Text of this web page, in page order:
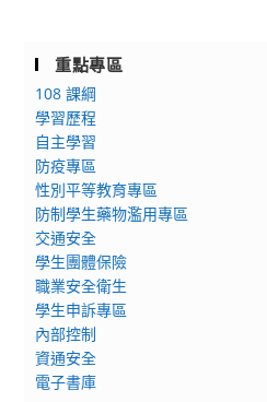
重點專區
108 課綱
學習歷程
自主學習
防疫專區
性別平等教育專區
防制學生藥物濫用專區
交通安全
學生團體保險
職業安全衛生
學生申訴專區
內部控制
資通安全
電子書庫